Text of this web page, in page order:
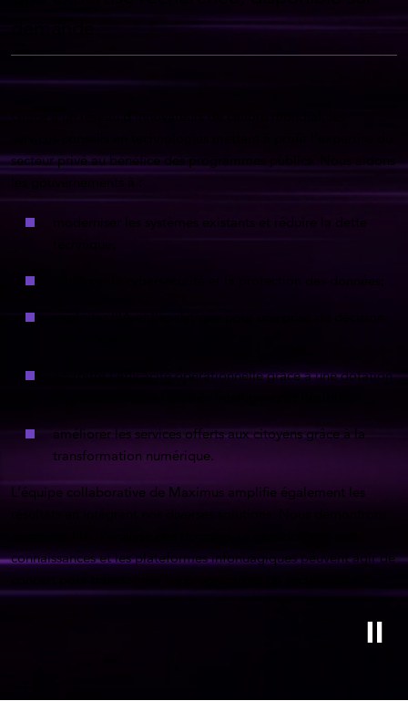
secteur privé au bénéfice des programmes publics. Nous aidons
moderniser les systèmes existants et réduire la dette
accroître l’efficacité opérationnelle grâce à une dotation
améliorer les services offerts aux citoyens grâce à la
transformation numérique.
L’équipe collaborative de Maximus amplifie également les
connaissances et les plateformes infonuagiques peuvent agir de